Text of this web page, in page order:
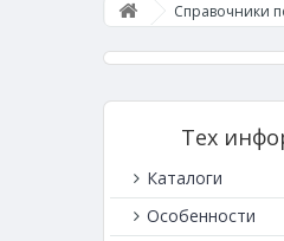
Справочники
Тех
Каталоги
Особенности